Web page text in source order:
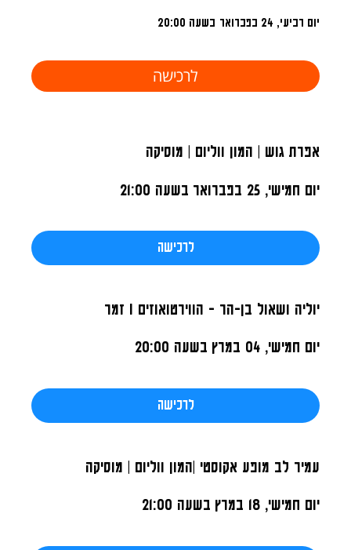
יום רביעי, 24 בפברואר בשעה 20:00
לרכישה
אפרת גוש | המון ווליום | מוסיקה
יום חמישי, 25 בפברואר בשעה 21:00
לרכישה
יוליה ושאול בן-הר - הווירטואוזים I זמר
יום חמישי, 04 במרץ בשעה 20:00
לרכישה
עמיר לב מופע אקוסטי |המון ווליום | מוסיקה
יום חמישי, 18 במרץ בשעה 21:00